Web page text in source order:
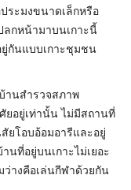
ระมงขนาดเล็กหรือ
ลกหน้ามาบนเกาะนี้
ยู่กันแบบเกาะชุมชน
านสำรวจสภาพ
ยอยู่เท่านั้น ไม่มีสถานที่
ยโอบอ้อมอารีและอยู่
นที่อยู่บนเกาะไม่เยอะ
างคือเล่นกีฬาด้วยกัน